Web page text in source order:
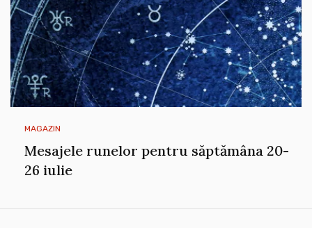
MAGAZIN
Mesajele runelor pentru săptămâna 20-
26 iulie